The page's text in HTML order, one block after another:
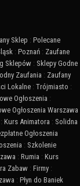
Sklep : Polecane
: Poznań : Zaufane
Sklepów : Sklepy Godne
Zaufania : Zaufany
Lokalne : Trójmiasto :
Ogłoszenia :
Ogłoszenia Warszawa
: Kurs Animatora : Solidna
Ogłoszenia
: Szkolenie
: Rumia : Kurs
Zabaw : Firmy :
: Płyn do Baniek